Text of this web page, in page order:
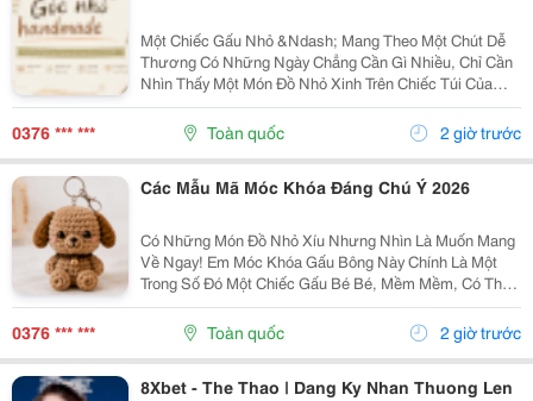
Một Chiếc Gấu Nhỏ &Ndash; Mang Theo Một Chút Dễ
Thương Có Những Ngày Chẳng Cần Gì Nhiều, Chỉ Cần
Nhìn Thấy Một Món Đồ Nhỏ Xinh Trên Chiếc Túi Của
Mình Cũng Đủ Thấy Vui Rồi Những Em Móc Khóa Gấu
Bông Được Làm Với Kiểu Dáng Đáng Yêu, Nhỏ Gọn,
Thích...
0376 *** *** Toàn quốc 2 giờ trước
Các Mẫu Mã Móc Khóa Đáng Chú Ý 2026
Có Những Món Đồ Nhỏ Xíu Nhưng Nhìn Là Muốn Mang
Về Ngay! Em Móc Khóa Gấu Bông Này Chính Là Một
Trong Số Đó Một Chiếc Gấu Bé Bé, Mềm Mềm, Có Thể
Treo Trên Balo, Túi Xách Hay Chìa Khóa. Mỗi Lần Nhìn
Thấy Lại Thấy Chiếc Túi Của Mình Đáng Yêu Hơn Một...
0376 *** *** Toàn quốc 2 giờ trước
8Xbet - The Thao | Dang Ky Nhan Thuong Len